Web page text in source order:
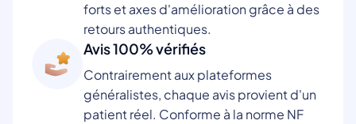
forts et axes d'amélioration grâce à des
retours authentiques.
Avis 100% vérifiés
Contrairement aux plateformes
généralistes, chaque avis provient d'un
patient réel. Conforme à la norme NF